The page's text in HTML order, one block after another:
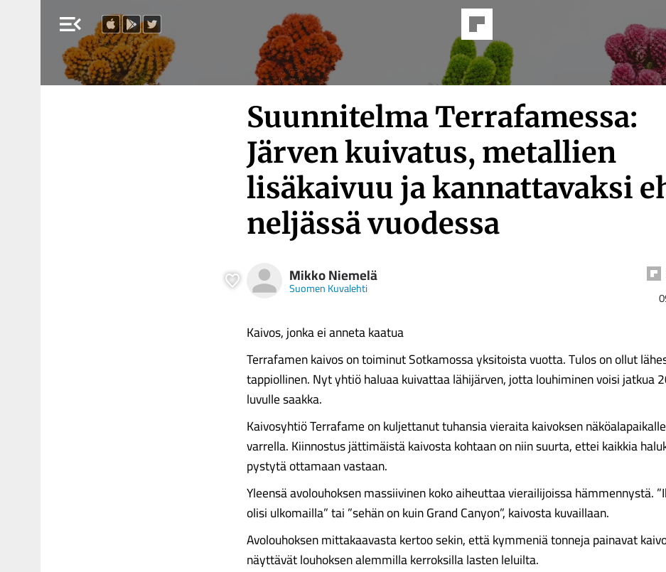
menu_open
Suunnitelma Terrafamessa:
Järven kuivatus, metallien
lisäkaivuu ja kannattavaksi
neljässä vuodessa
Mikko Niemelä
Suomen Kuvalehti
Kaivos, jonka ei anneta kaatua
Terrafamen kaivos on toiminut Sotkamossa yksitoista vuotta. Tulos on ollut
tappiollinen. Nyt yhtiö haluaa kuivattaa lähijärven, jotta louhiminen voisi jatkua
luvulle saakka.
Kaivosyhtiö Terrafame on kuljettanut tuhansia vieraita kaivoksen
varrella. Kiinnostus jättimäistä kaivosta kohtaan on niin suurta, ettei kaikkia
pystytä ottamaan vastaan.
Yleensä avolouhoksen massiivinen koko aiheuttaa vierailijoissa hämmennystä.
olisi ulkomailla” tai ”sehän on kuin Grand Canyon”, kaivosta kuvaillaan.
Avolouhoksen mittakaavasta kertoo sekin, että kymmeniä tonneja painavat
näyttävät louhoksen alemmilla kerroksilla lasten leluilta.